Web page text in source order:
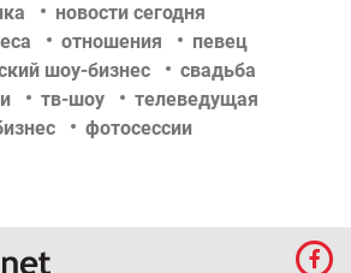
новости сегодня
отношения
певец
шоу-бизнес
свадьба
тв-шоу
телеведущая
фотосессии